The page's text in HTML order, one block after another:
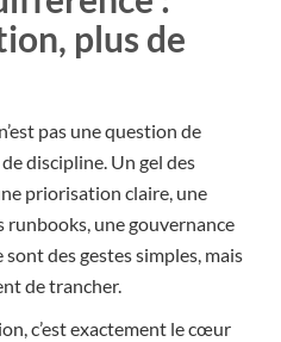
plus de
pas une question de
discipline. Un gel des
priorisation claire, une
une gouvernance
des gestes simples, mais
de trancher.
c’est exactement le cœur